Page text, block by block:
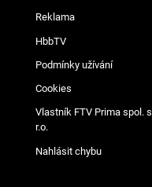
Reklama
HbbTV
Podmínky užívání
Cookies
Vlastník FTV Prima spol. s
r.o.
Nahlásit chybu